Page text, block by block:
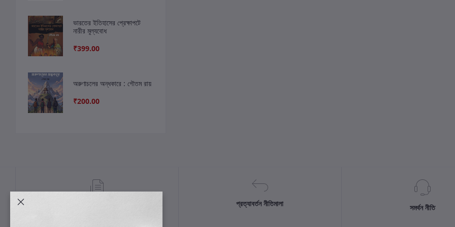
ভারতের ইতিহাসের প্রেক্ষাপটে
নারীর মূল্যবোধ
₹399.00
অরুণাচলের অন্ধকারে : গৌতম রায়
₹200.00
প্রত্যাবর্তন নীতিমালা সমর্থন নীতি